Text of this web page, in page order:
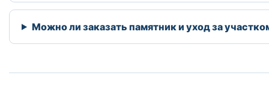
Можно ли заказать памятник и уход за